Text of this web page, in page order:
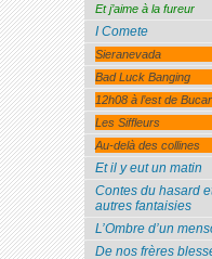
Et j’aime à la fureur
I Comete
Sieranevada
Bad Luck Banging
12h08 à l’est de
Les Siffleurs
Au-delà des collines
Et il y eut un matin
Contes du hasard
autres fantaisies
L’Ombre d’un
De nos frères